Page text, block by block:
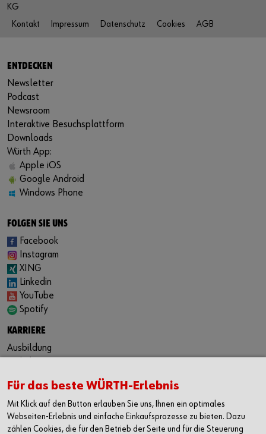
KG
Kontakt
Impressum Datenschutz Cookies AGB
ENTDECKEN
Newsletter
Podcast
Newsroom
Interaktive Besuchsplattform
Downloads
Würth App:
Apple iOS
Google Android
Windows Phone
FOLGEN SIE UNS
Facebook
Instagram
XING
Linkedin
YouTube
Spotify
KARRIERE
Ausbildung
Festanstellung
Jobbörse
KONTAKT
Für das beste WÜRTH-Erlebnis
Mit Klick auf den Button erlauben Sie uns, Ihnen ein optimales
Webseiten-Erlebnis und einfache Einkaufsprozesse zu bieten. Dazu
zählen Cookies, die für den Betrieb der Seite und für die Steuerung